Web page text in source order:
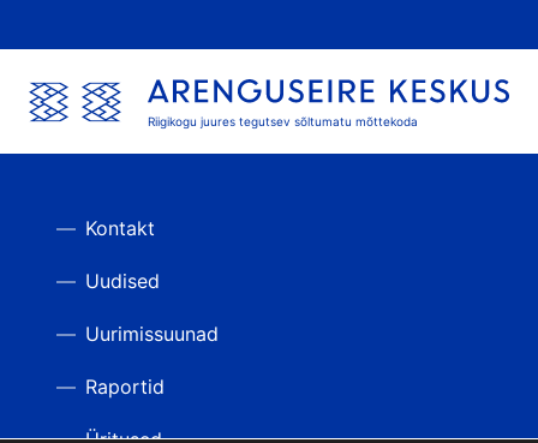
Riigikogu juures tegutsev sõltumatu mõttekoda
Kontakt
Uudised
Uurimissuunad
Raportid